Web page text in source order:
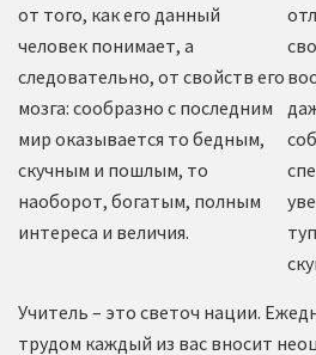
от того, как его данный
человек понимает, а
следовательно, от свойств его
мозга: сообразно с последним
мир оказывается то бедным,
скучным и пошлым, то
наоборот, богатым, полным
интереса и величия.
Учитель – это светоч нации.
трудом каждый из вас вносит